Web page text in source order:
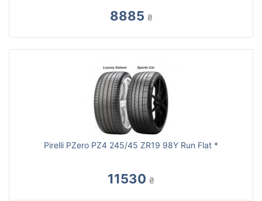
8885 ₴
Pirelli PZero PZ4 245/45 ZR19 98Y Run Flat *
11530 ₴